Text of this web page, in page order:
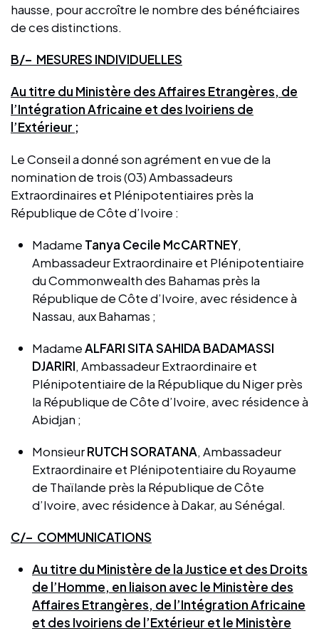
hausse, pour accroître le nombre des bénéficiaires
de ces distinctions.
B/– MESURES INDIVIDUELLES
Au titre du Ministère des Affaires Etrangères, de
l’Intégration Africaine et des Ivoiriens de
l’Extérieur ;
Le Conseil a donné son agrément en vue de la
nomination de trois (03) Ambassadeurs
Extraordinaires et Plénipotentiaires près la
République de Côte d’Ivoire :
Madame Tanya Cecile McCARTNEY,
Ambassadeur Extraordinaire et Plénipotentiaire
du Commonwealth des Bahamas près la
République de Côte d’Ivoire, avec résidence à
Nassau, aux Bahamas ;
MadameALFARI SITA SAHIDA BADAMASSI
DJARIRI, Ambassadeur Extraordinaire et
Plénipotentiaire de la République du Niger près
la République de Côte d’Ivoire, avec résidence à
Abidjan ;
MonsieurRUTCH SORATANA, Ambassadeur
Extraordinaire et Plénipotentiaire du Royaume
de Thaïlande près la République de Côte
d’Ivoire, avec résidence à Dakar, au Sénégal.
C/– COMMUNICATIONS
Au titre du Ministère de la Justice et des Droits
de l’Homme, en liaison avec le Ministère des
Affaires Etrangères, de l’Intégration Africaine
et des Ivoiriens de l’Extérieur et le Ministère